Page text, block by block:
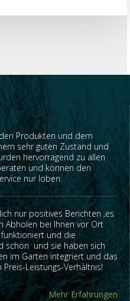
Produkten und dem
sehr guten Zustand und
hervorragend zu allen
und können den
nur loben.
nur positives Berichten ,es
Abholen bei Ihnen vor Ort
und die
schön und sie haben sich
im Garten integriert und das
Leistungs-Verhältnis!
Mehr Erfahrungen